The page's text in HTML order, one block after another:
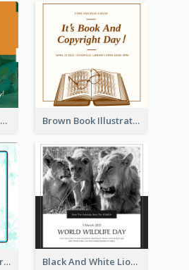
Orange And Green Photo Book And Copyright Day Instagram Post Brown Book Illustration Book And Copyright Day Instagram Post
Happy Easter Celebration Instagram Post Black And White Lion World Wildlife Day Instagram Post